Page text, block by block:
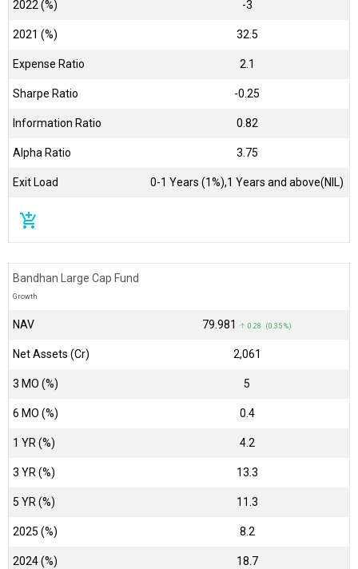
2022 (%) -3
2021 (%) 32.5
Expense Ratio 2.1
Sharpe Ratio -0.25
Information Ratio 0.82
Alpha Ratio 3.75
Exit Load 0-1 Years (1%),1 Years and above(NIL)
add_shopping_cart
Bandhan Large Cap Fund
Growth
NAV ₹79.981 ↑ 0.28 (0.35 %)
Net Assets (Cr) ₹2,061
3 MO (%) 5
6 MO (%) 0.4
1 YR (%) 4.2
3 YR (%) 13.3
5 YR (%) 11.3
2025 (%) 8.2
2024 (%) 18.7